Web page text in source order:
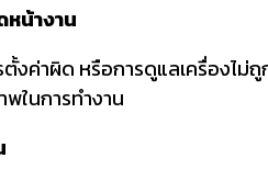
น้างาน
งค่าผิด หรือการดูแลเครื่องไม่
ในการทำงาน